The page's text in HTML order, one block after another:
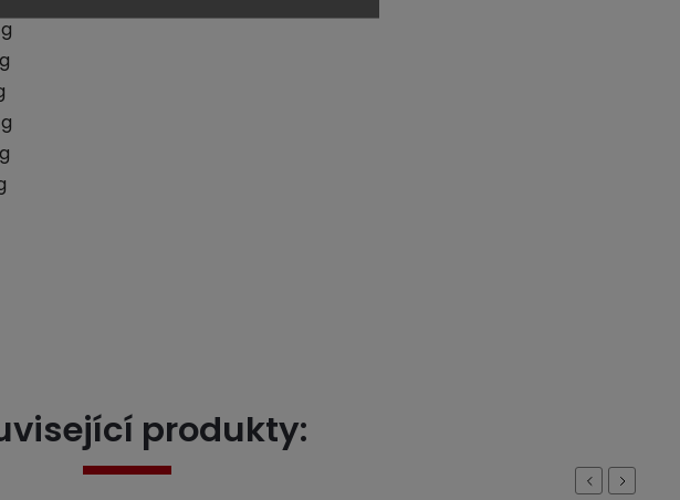
produkty:
PreviousNext